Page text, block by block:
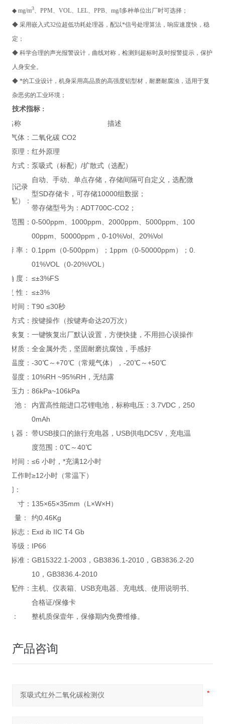
◆ mg/m3、PPM、VOL、LEL、PPB、mg/l多种单位出厂时可选择；
◆ 采用嵌入式32位超低功耗处理器，配以*信号处理算法，响应速度快，稳
定；
◆ 科学合理的声光报警设计，曲线对称，检测到超标时及时报警提示，保护
人身安全。
◆ *的工业设计，机身采用高品质的高强度铝型材，耐磨耐腐浊，适用于复
杂恶劣的工业环境；
技术指标：
名称
描述
测气体： 二氧化碳 CO2
测原理： 红外原理
测方式： 泵吸式（标配）/扩散式（选配）
数据记录
选配）：
自动、手动、单点存储，存储间隔可自定义，选配微
型SD存储卡，可存储10000组数据；
带存储型号为：ADT700C-CO2；
量范围： 0-500ppm、1000ppm、2000ppm、5000ppm、100
00ppm、50000ppm，0-10%Vol、20%Vol
辨 率： 0.1ppm（0-500ppm）；1ppm（0-50000ppm）；0.
01%VOL（0-20%VOL）
确 度： ≤±3%FS
复 性： ≤±3%
应时间： T90 ≤30秒
作方式： 按键操作（按键寿命达20万次）
据恢复： 一键恢复出厂默认设置，方便快捷，不用担心误操作
体材质： 全金属外壳，坚固耐磨抗腐蚀，手感好
作温度： -30℃～+70℃（常规气体），-20℃～+50℃
作湿度： 10%RH ~95%RH，无结露
作压力： 86kPa~106kPa
池：
内置高性能进口芯锂电池，标称电压：3.7VDC，250
0mAh
电 器： 带USB接口的旅行充电器，USB供电DC5V，充电温
度范围：0℃～40℃
电时间： ≤6 小时，*充满12小时
续工作时
间：
≥12小时（常温下）
寸： 135×65×35mm（L×W×H）
量：
约0.46Kg
爆标志： Exd ib IIC T4 Gb
护等级： IP66
行标准： GB15322.1-2003，GB3836.1-2010，GB3836.2-20
10，GB3836.4-2010
准配件： 主机、仪表箱、USB充电器、充电线、使用说明书、
合格证/保修卡
*：
整机质保壹年，保修期内免费维修。
产品咨询